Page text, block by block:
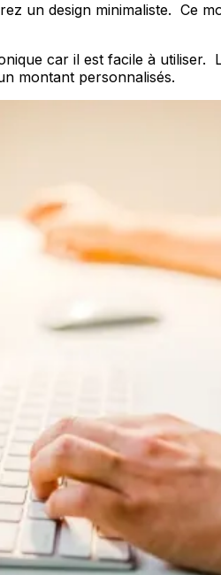
un design minimaliste. Ce
car il est facile à
montant personnalisés.